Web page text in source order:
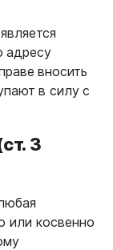
адресу
вносить
в силу с
3
или косвенно